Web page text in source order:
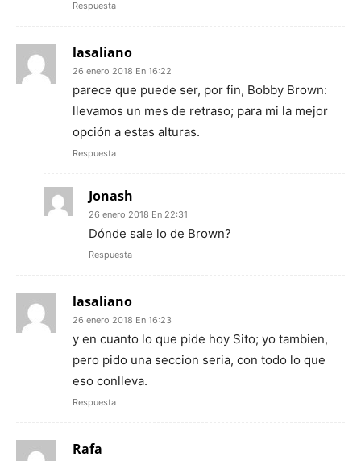
Respuesta
lasaliano
26 enero 2018 En 16:22
parece que puede ser, por fin, Bobby Brown:
llevamos un mes de retraso; para mi la mejor
opción a estas alturas.
Respuesta
Jonash
26 enero 2018 En 22:31
Dónde sale lo de Brown?
Respuesta
lasaliano
26 enero 2018 En 16:23
y en cuanto lo que pide hoy Sito; yo tambien,
pero pido una seccion seria, con todo lo que
eso conlleva.
Respuesta
Rafa